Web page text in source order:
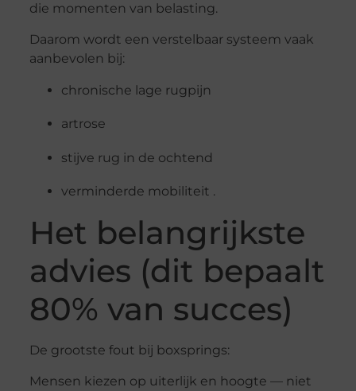
die momenten van belasting.
Daarom wordt een verstelbaar systeem vaak
aanbevolen bij:
chronische lage rugpijn
artrose
stijve rug in de ochtend
verminderde mobiliteit .
Het belangrijkste
advies (dit bepaalt
80% van succes)
De grootste fout bij boxsprings:
Mensen kiezen op uiterlijk en hoogte — niet